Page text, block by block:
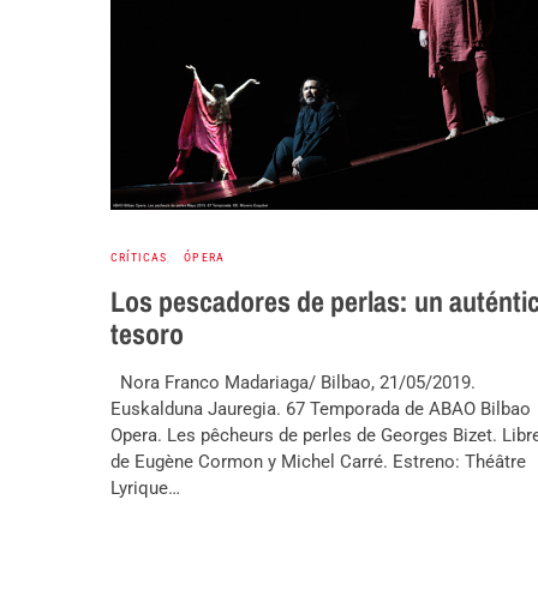
CRÍTICAS ÓPERA
Los pescadores de perlas: un
tesoro
Nora Franco Madariaga/ Bilbao, 21/05/2019.
Euskalduna Jauregia. 67 Temporada de ABAO Bilbao
Opera. Les pêcheurs de perles de Georges Bizet.
de Eugène Cormon y Michel Carré. Estreno: Théâtre
Lyrique…